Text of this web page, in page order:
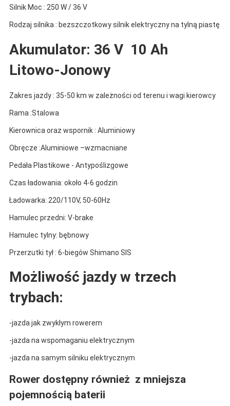
Silnik Moc : 250 W / 36 V
Rodzaj silnika : bezszczotkowy silnik elektryczny na tylną piastę
Akumulator: 36 V 10 Ah
Litowo-Jonowy
Zakres jazdy : 35-50 km w zależności od terenu i wagi kierowcy
Rama :Stalowa
Kierownica oraz wspornik : Aluminiowy
Obręcze :Aluminiowe –wzmacniane
Pedała Plastikowe - Antypoślizgowe
Czas ładowania: około 4-6 godzin
Ładowarka: 220/110V, 50-60Hz
Hamulec przedni: V-brake
Hamulec tylny: bębnowy
Przerzutki tył : 6-biegów Shimano SIS
Możliwość jazdy w trzech
trybach:
-jazda jak zwykłym rowerem
-jazda na wspomaganiu elektrycznym
-jazda na samym silniku elektrycznym
Rower dostępny również z mniejsza
pojemnością baterii